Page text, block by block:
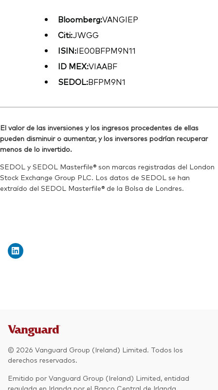
Bloomberg:VANGIEP
Citi:JWGG
ISIN:IE00BFPM9N11
ID MEX:VIAABF
SEDOL:BFPM9N1
El valor de las inversiones y los ingresos procedentes de ellas
pueden disminuir o aumentar, y los inversores podrían recuperar
menos de lo invertido.
SEDOL y SEDOL Masterfile® son marcas registradas del London
Stock Exchange Group PLC. Los datos de SEDOL se han
extraído del SEDOL Masterfile® de la Bolsa de Londres.
© 2026 Vanguard Group (Ireland) Limited. Todos los
derechos reservados.
Emitido por Vanguard Group (Ireland) Limited, entidad
regulada en Irlanda por el Banco Central de Irlanda.